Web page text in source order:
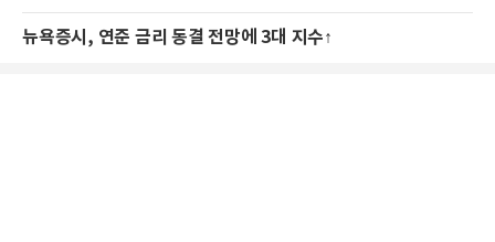
뉴욕증시, 연준 금리 동결 전망에 3대 지수↑